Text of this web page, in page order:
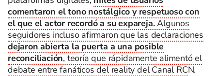
comentaron el tono nostálgico y respetuoso con
el que el actor recordó a su expareja.Algunos
seguidores incluso afirmaron que las declaraciones
dejaron abierta la puerta a una posible
reconciliación, teoría que rápidamente alimentó el
debate entre fanáticos del reality del Canal RCN.